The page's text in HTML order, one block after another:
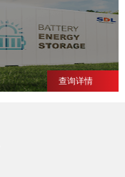
查询详情